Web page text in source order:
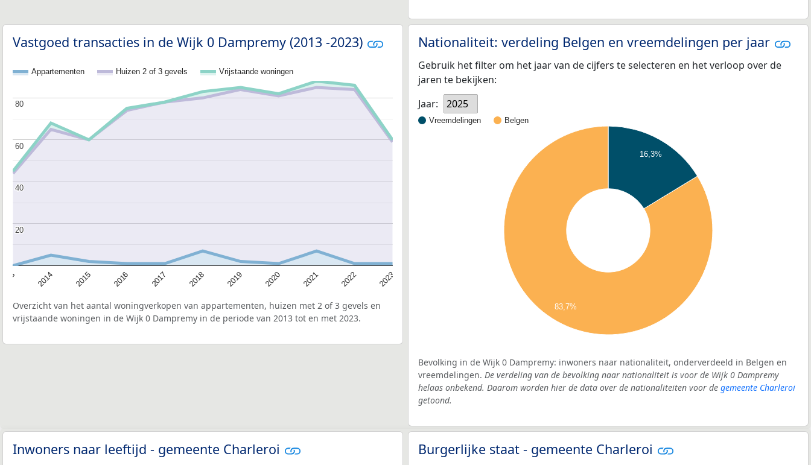
Vastgoed transacties in de Wijk 0 Dampremy (2013 -2023)
Appartementen Huizen 2 of 3 gevels Vrijstaande woningen
2014 2015 2016 2017 2018 2019 2020 2021 2022 2023
20
20
40
40
60
60
80
80
Overzicht van het aantal woningverkopen van appartementen, huizen met 2 of 3 gevels en
vrijstaande woningen in de Wijk 0 Dampremy in de periode van 2013 tot en met 2023.
Nationaliteit: verdeling Belgen en vreemdelingen per jaar
Gebruik het filter om het jaar van de cijfers te selecteren en het verloop over de
jaren te bekijken:
Jaar:
2025
Vreemdelingen Belgen
16,3%
83,7%
Bevolking in de Wijk 0 Dampremy: inwoners naar nationaliteit, onderverdeeld in Belgen en
vreemdelingen. De verdeling van de bevolking naar nationaliteit is voor de Wijk 0 Dampremy
helaas onbekend. Daarom worden hier de data over de nationaliteiten voor de gemeente Charleroi
getoond.
Inwoners naar leeftijd - gemeente Charleroi Burgerlijke staat - gemeente Charleroi